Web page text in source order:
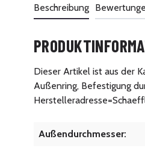
Beschreibung
Dieser Artikel ist aus der
Außenring, Befestigung
Außendurchmesser: